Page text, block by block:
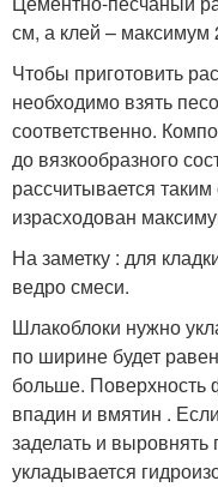
см, а клей – максимум
Чтобы приготовить
необходимо взять
соответственно.
до вязкообразного
рассчитывается
израсходован
На заметку : для
ведро смеси.
Шлакоблоки нужно
по ширине будет
больше. Поверхность
впадин и вмятин .
заделать и
укладывается